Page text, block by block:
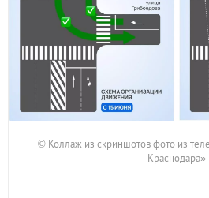
© Коллаж из скриншотов фото из
Краснодара»